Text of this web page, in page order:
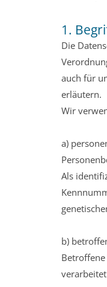
1.
Die
auch für
erläutern.
Wir
a)
Als
b)